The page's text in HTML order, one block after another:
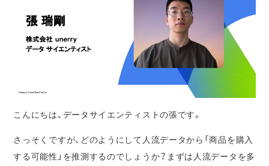
こんにちは、データサイエンティストの張です。
さっそくですが、どのようにして人流データから「商品を購入
する可能性」を推測するのでしょうか？まずは人流データを多